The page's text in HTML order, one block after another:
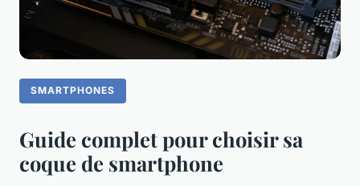
SMARTPHONES
Guide complet pour choisir sa
coque de smartphone